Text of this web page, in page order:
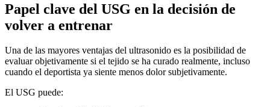
Papel clave del USG en la decisión de
volver a entrenar
Una de las mayores ventajas del ultrasonido es la posibilidad de
evaluar objetivamente si el tejido se ha curado realmente, incluso
cuando el deportista ya siente menos dolor subjetivamente.
El USG puede: